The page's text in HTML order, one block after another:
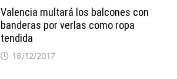
Valencia multará los balcones con
banderas por verlas como ropa
tendida
18/12/2017